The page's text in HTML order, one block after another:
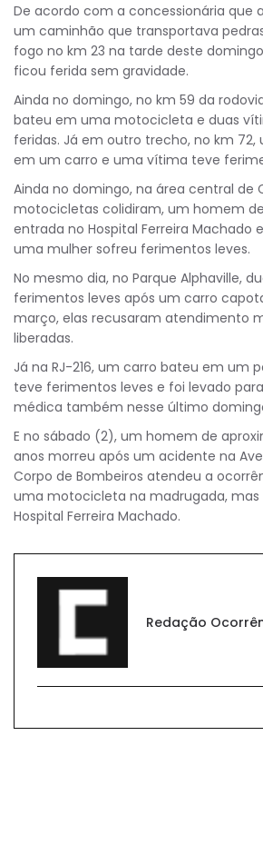
De acordo com a concessionária que
um caminhão que transportava
fogo no km 23 na tarde deste
ficou ferida sem gravidade.
Ainda no domingo, no km 59 da
bateu em uma motocicleta e duas
feridas. Já em outro trecho, no km
em um carro e uma vítima teve
Ainda no domingo, na área central de
motocicletas colidiram, um homem
entrada no Hospital Ferreira Machado
uma mulher sofreu ferimentos leves.
No mesmo dia, no Parque Alphaville,
ferimentos leves após um carro
março, elas recusaram atendimento
liberadas.
Já na RJ-216, um carro bateu em um
teve ferimentos leves e foi levado
médica também nesse último
E no sábado (2), um homem de
anos morreu após um acidente na
Corpo de Bombeiros atendeu a
uma motocicleta na madrugada,
Hospital Ferreira Machado.
Redação